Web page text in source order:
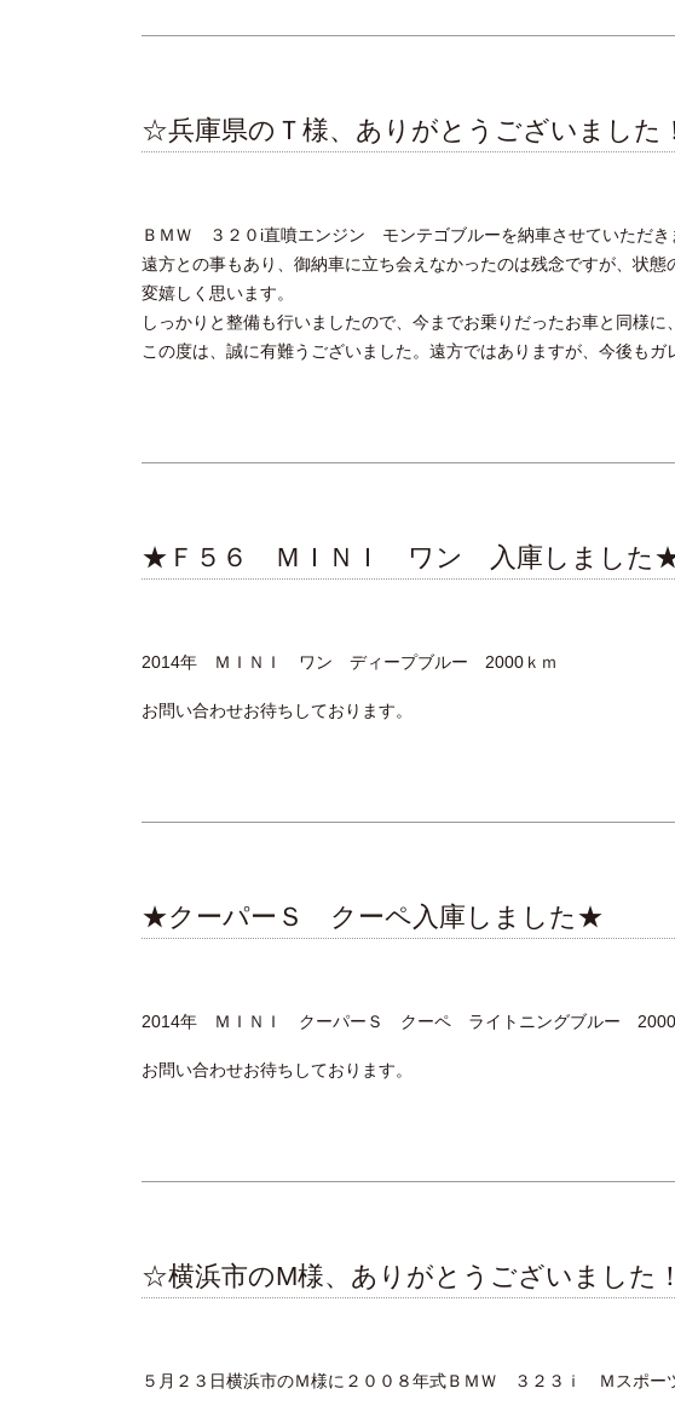
☆兵庫県のＴ様、ありがとうございまし
ＢＭＷ ３２０i直噴エンジン モンテゴブルーを納車させていただき
遠方との事もあり、御納車に立ち会えなかったのは残念ですが、状
変嬉しく思います。
しっかりと整備も行いましたので、今までお乗りだったお車と同様に
この度は、誠に有難うございました。遠方ではありますが、今後もガ
★Ｆ５６ ＭＩＮＩ ワン 入庫しました
2014年 ＭＩＮＩ ワン ディープブルー 2000ｋｍ
お問い合わせお待ちしております。
★クーパーＳ クーペ入庫しました★
2014年 ＭＩＮＩ クーパーＳ クーペ ライトニングブルー 2000
お問い合わせお待ちしております。
☆横浜市のM様、ありがとうございました
５月２３日横浜市のＭ様に２００８年式ＢＭＷ ３２３ｉ Ｍスポー